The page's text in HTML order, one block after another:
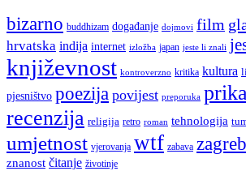
bizarno buddhizam događanje dojmovi film
hrvatska indija internet izložba japan jeste li znali
književnost kontroverzno kritika kultura
pjesništvo poezija povijest preporuka
recenzija religija retro roman tehnologija
umjetnost vjerovanja wtf zabava zagreb
znanost čitanje životinje